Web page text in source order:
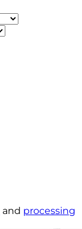
and processing